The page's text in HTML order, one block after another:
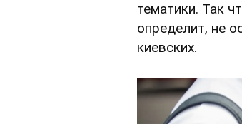
тематики. Так
определит, не
киевских.